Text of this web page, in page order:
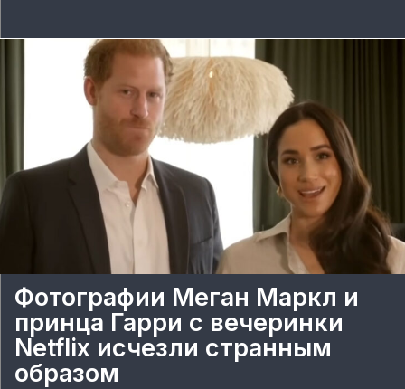
Фотографии Меган Маркл и
принца Гарри с вечеринки
Netflix исчезли странным
образом